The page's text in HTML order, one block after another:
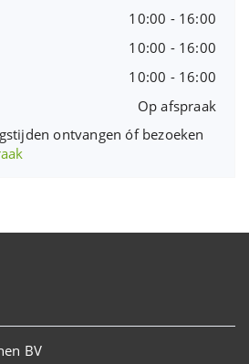
10:00 - 16:00
10:00 - 16:00
10:00 - 16:00
Op afspraak
ontvangen óf bezoeken
BV